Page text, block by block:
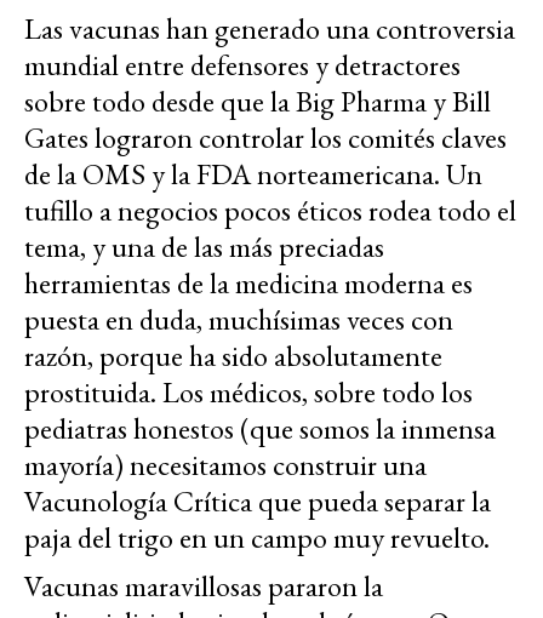
Las vacunas han generado una controversia
mundial entre defensores y detractores
sobre todo desde que la Big Pharma y Bill
Gates lograron controlar los comités claves
de la OMS y la FDA norteamericana. Un
tufillo a negocios pocos éticos rodea todo el
tema, y una de las más preciadas
herramientas de la medicina moderna es
puesta en duda, muchísimas veces con
razón, porque ha sido absolutamente
prostituida. Los médicos, sobre todo los
pediatras honestos (que somos la inmensa
mayoría) necesitamos construir una
Vacunología Crítica que pueda separar la
paja del trigo en un campo muy revuelto.
Vacunas maravillosas pararon la